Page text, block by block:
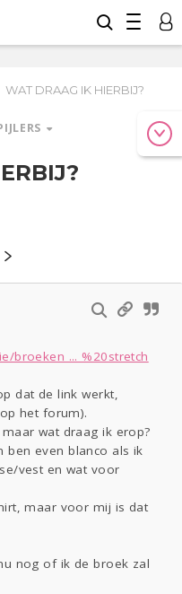
WAT DRAAG IK HIERBIJ?
Viva zoekt
Aangeboden
Doen
broeken ... %20stretch
dat de link werkt,
het forum).
wat draag ik erop?
ben even blanco als ik
vest en wat voor
maar voor mij is dat
nog of ik de broek zal